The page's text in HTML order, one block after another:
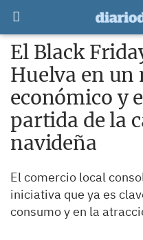
El Black
Huelva en un
económico y
partida de la
navideña
El comercio local
iniciativa que ya es
consumo y en la